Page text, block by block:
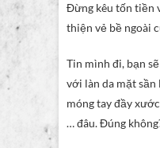
Đừng kêu tốn tiền
thiện vẻ bề ngoài
Tin mình đi, bạn
với làn da mặt
móng tay đầy
… đâu. Đúng